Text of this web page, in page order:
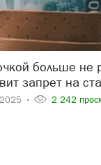
запрет на
2 242